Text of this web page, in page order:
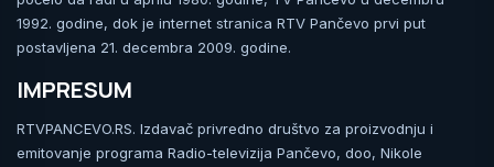
1992. godine, dok je internet stranica RTV Pančevo prvi put
postavljena 21. decembra 2009. godine.
IMPRESUM
RTVPANCEVO.RS. Izdavač privredno društvo za proizvodnju i
emitovanje programa Radio-televizija Pančevo, doo, Nikole